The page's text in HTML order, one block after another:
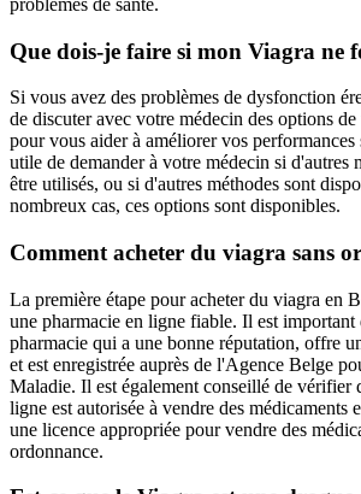
Que dois-je faire si mon Viagra ne
Si vous avez des problèmes de dysfonction
de discuter avec votre médecin des options
pour vous aider à améliorer vos
utile de demander à votre médecin si d'autres
être utilisés, ou si d'autres méthodes sont
nombreux cas, ces options sont disponibles.
Comment acheter du viagra sans
La première étape pour acheter du viagra en
une pharmacie en ligne fiable. Il est important
pharmacie qui a une bonne réputation, offre
et est enregistrée auprès de l'Agence Belge
Maladie. Il est également conseillé de vérifier
ligne est autorisée à vendre des médicaments
une licence appropriée pour vendre des
ordonnance.